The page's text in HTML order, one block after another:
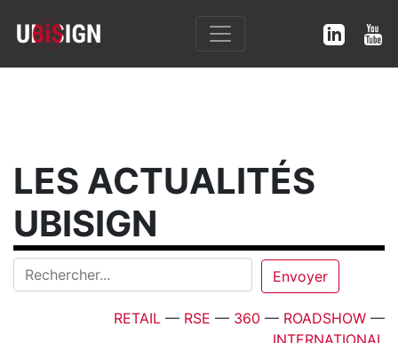
LES ACTUALITÉS
UBISIGN
RETAIL — RSE — 360 — ROADSHOW —
INTERNATIONAL